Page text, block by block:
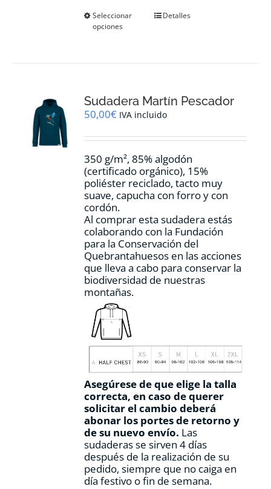
Seleccionar
opciones
Este
se
pueden
en
página
de
producto
Detalles
Sudadera Martín Pescador
50,00€ IVA incluido
350 g/m², 85% algodón
(certificado orgánico), 15%
poliéster reciclado, tacto muy
suave, capucha con forro y con
cordón.
Al comprar esta sudadera estás
colaborando con la Fundación
para la Conservación del
Quebrantahuesos en las acciones
que lleva a cabo para conservar la
biodiversidad de nuestras
montañas.
Asegúrese de que elige la talla
correcta, en caso de querer
solicitar el cambio deberá
abonar los portes de retorno y
de su nuevo envío. Las
sudaderas se sirven 4 días
después de la realización de su
pedido, siempre que no caiga en
día festivo o fin de semana.